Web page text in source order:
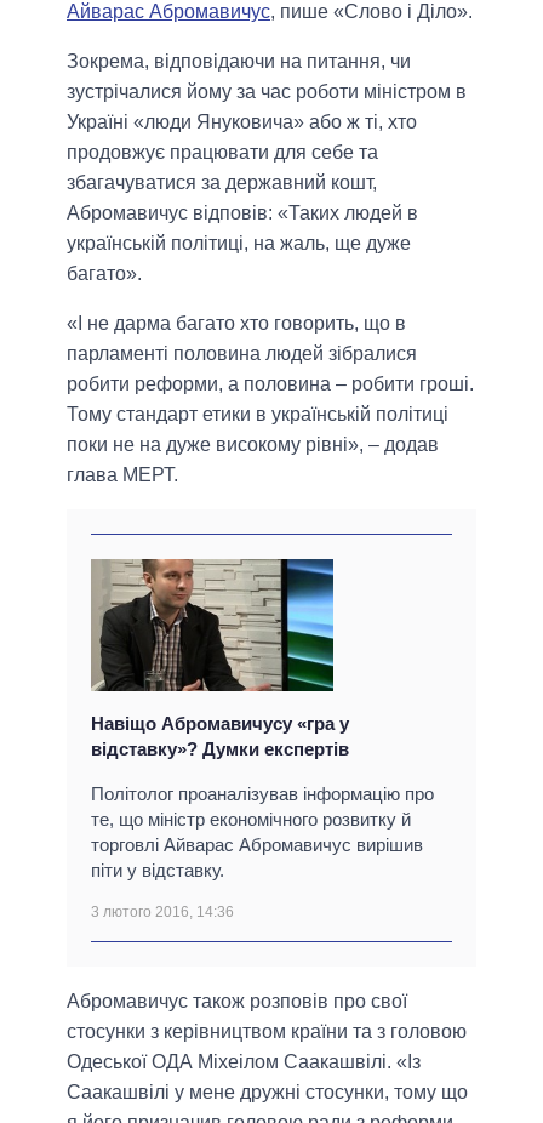
Айварас Абромавичус, пише «Слово і Діло».
Зокрема, відповідаючи на питання, чи
зустрічалися йому за час роботи міністром в
Україні «люди Януковича» або ж ті, хто
продовжує працювати для себе та
збагачуватися за державний кошт,
Абромавичус відповів: «Таких людей в
українській політиці, на жаль, ще дуже
багато».
«І не дарма багато хто говорить, що в
парламенті половина людей зібралися
робити реформи, а половина – робити гроші.
Тому стандарт етики в українській політиці
поки не на дуже високому рівні», – додав
глава МЕРТ.
Навіщо Абромавичусу «гра у
відставку»? Думки експертів
Політолог проаналізував інформацію про
те, що міністр економічного розвитку й
торговлі Айварас Абромавичус вирішив
піти у відставку.
3 лютого 2016, 14:36
Абромавичус також розповів про свої
стосунки з керівництвом країни та з головою
Одеської ОДА Міхеілом Саакашвілі. «Із
Саакашвілі у мене дружні стосунки, тому що